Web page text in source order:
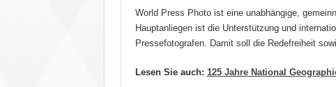
World Press Photo ist eine unabhängige,
Hauptanliegen ist die Unterstützung und
Pressefotografen. Damit soll die Redefreiheit
Lesen Sie auch: 125 Jahre National